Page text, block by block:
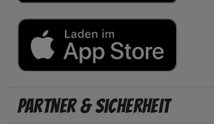
Partner & Sicherheit